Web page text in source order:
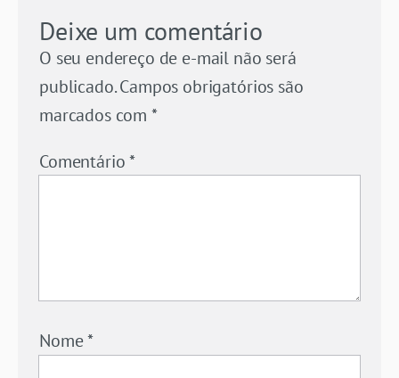
Deixe um comentário
O seu endereço de e-mail não será
publicado. Campos obrigatórios são
marcados com *
Comentário*
Nome*